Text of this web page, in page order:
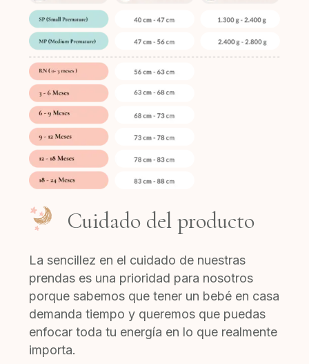
Cuidado del producto
La sencillez en el cuidado de nuestras
prendas es una prioridad para nosotros
porque sabemos que tener un bebé en casa
demanda tiempo y queremos que puedas
enfocar toda tu energía en lo que realmente
importa.